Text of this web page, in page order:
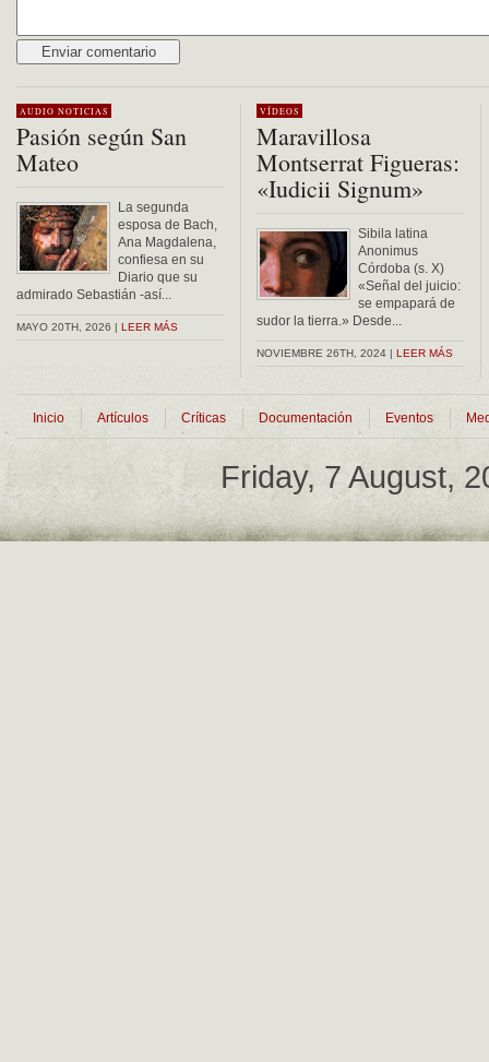
AUDIO NOTICIAS
Pasión según San
Mateo
La segunda
esposa de Bach,
Ana Magdalena,
confiesa en su
Diario que su
admirado Sebastián -así...
MAYO 20TH, 2026 | LEER MÁS
VÍDEOS
Maravillosa
Montserrat Figueras:
«Iudicii Signum»
Sibila latina
Anonimus
Córdoba (s. X)
«Señal del juicio:
se empapará de
sudor la tierra.» Desde...
NOVIEMBRE 26TH, 2024 | LEER MÁS
Inicio Artículos Críticas Documentación Eventos
Friday, 7 August,